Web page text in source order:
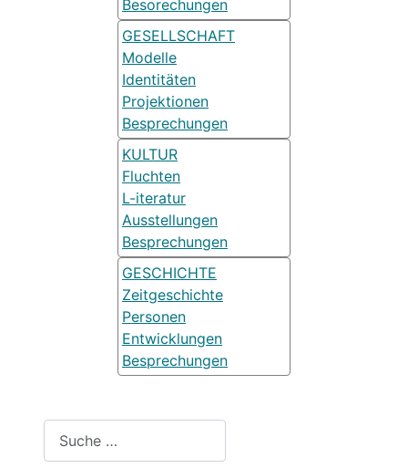
Besorechungen
GESELLSCHAFT
Modelle
Identitäten
Projektionen
Besprechungen
KULTUR
Fluchten
L-iteratur
Ausstellungen
Besprechungen
GESCHICHTE
Zeitgeschichte
Personen
Entwicklungen
Besprechungen